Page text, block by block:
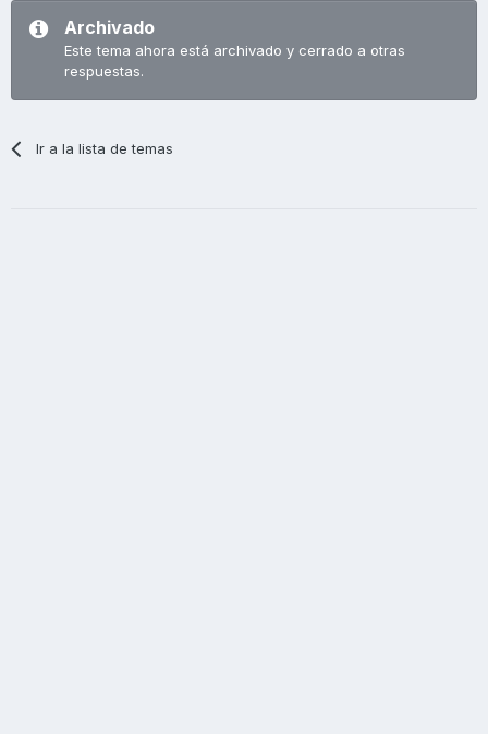
Archivado
Este tema ahora está archivado y cerrado a otras
respuestas.
Ir a la lista de temas